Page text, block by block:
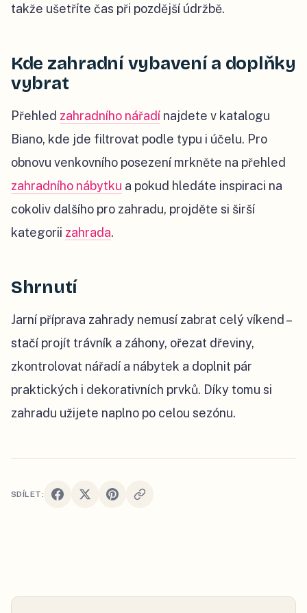
takže ušetříte čas při pozdější údržbě.
Kde zahradní vybavení a doplňky
vybrat
Přehled zahradního nářadí najdete v katalogu
Biano, kde jde filtrovat podle typu i účelu. Pro
obnovu venkovního posezení mrkněte na přehled
zahradního nábytku a pokud hledáte inspiraci na
cokoliv dalšího pro zahradu, projděte si širší
kategorii zahrada.
Shrnutí
Jarní příprava zahrady nemusí zabrat celý víkend –
stačí projít trávník a záhony, ořezat dřeviny,
zkontrolovat nářadí a nábytek a doplnit pár
praktických i dekorativních prvků. Díky tomu si
zahradu užijete naplno po celou sezónu.
SDÍLET: